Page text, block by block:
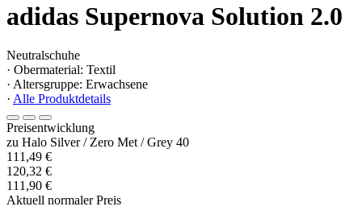
adidas Supernova Solution 2.0
Neutralschuhe
· Obermaterial: Textil
· Altersgruppe: Erwachsene
· Alle Produktdetails
Preisentwicklung
zu Halo Silver / Zero Met / Grey 40
111,49 €
120,32 €
111,90 €
Aktuell normaler Preis